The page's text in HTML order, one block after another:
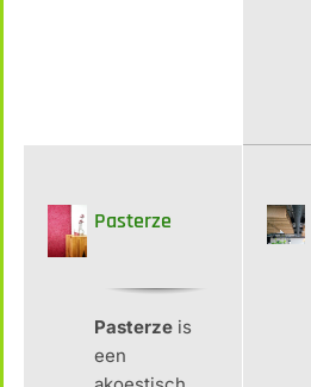
Pasterze
Pasterze is
een